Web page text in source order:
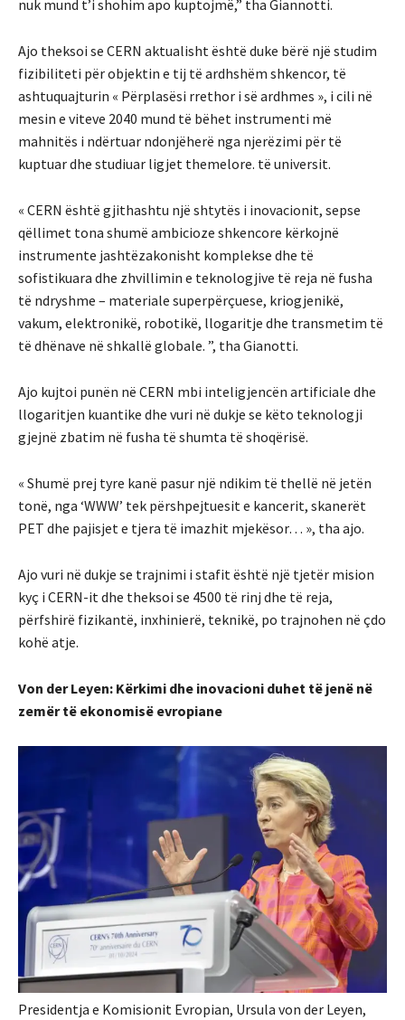
nuk mund t’i shohim apo kuptojmë,” tha Giannotti.
Ajo theksoi se CERN aktualisht është duke bërë një studim
fizibiliteti për objektin e tij të ardhshëm shkencor, të
ashtuquajturin « Përplasësi rrethor i së ardhmes », i cili në
mesin e viteve 2040 mund të bëhet instrumenti më
mahnitës i ndërtuar ndonjëherë nga njerëzimi për të
kuptuar dhe studiuar ligjet themelore. të universit.
« CERN është gjithashtu një shtytës i inovacionit, sepse
qëllimet tona shumë ambicioze shkencore kërkojnë
instrumente jashtëzakonisht komplekse dhe të
sofistikuara dhe zhvillimin e teknologjive të reja në fusha
të ndryshme – materiale superpërçuese, kriogjenikë,
vakum, elektronikë, robotikë, llogaritje dhe transmetim të
të dhënave në shkallë globale. ”, tha Gianotti.
Ajo kujtoi punën në CERN mbi inteligjencën artificiale dhe
llogaritjen kuantike dhe vuri në dukje se këto teknologji
gjejnë zbatim në fusha të shumta të shoqërisë.
« Shumë prej tyre kanë pasur një ndikim të thellë në jetën
tonë, nga ‘WWW’ tek përshpejtuesit e kancerit, skanerët
PET dhe pajisjet e tjera të imazhit mjekësor… », tha ajo.
Ajo vuri në dukje se trajnimi i stafit është një tjetër mision
kyç i CERN-it dhe theksoi se 4500 të rinj dhe të reja,
përfshirë fizikantë, inxhinierë, teknikë, po trajnohen në çdo
kohë atje.
Von der Leyen: Kërkimi dhe inovacioni duhet të jenë në
zemër të ekonomisë evropiane
Presidentja e Komisionit Evropian, Ursula von der Leyen,